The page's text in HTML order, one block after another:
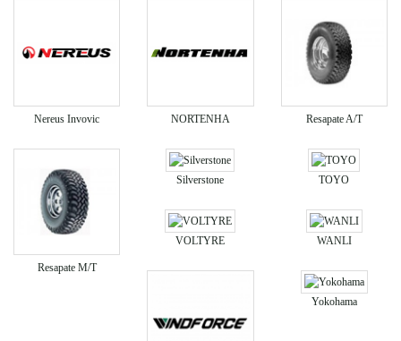
Nereus Invovic NORTENHA Resapate A/T
Resapate M/T
Silverstone TOYO
VOLTYRE WANLI
Yokohama